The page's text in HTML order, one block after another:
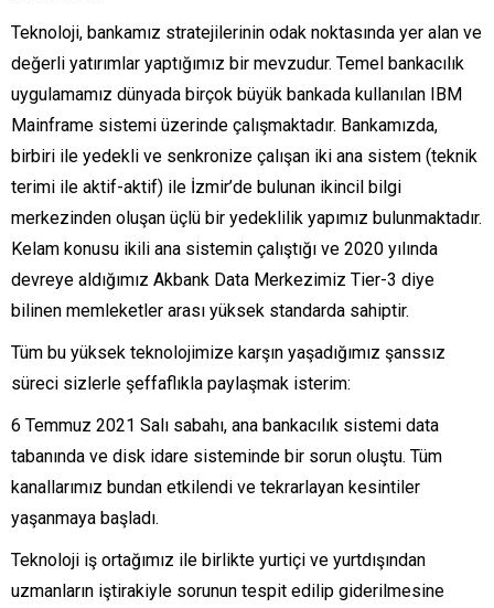
Teknoloji, bankamız stratejilerinin odak noktasında yer alan ve
değerli yatırımlar yaptığımız bir mevzudur. Temel bankacılık
uygulamamız dünyada birçok büyük bankada kullanılan IBM
Mainframe sistemi üzerinde çalışmaktadır. Bankamızda,
birbiri ile yedekli ve senkronize çalışan iki ana sistem (teknik
terimi ile aktif-aktif) ile İzmir’de bulunan ikincil bilgi
merkezinden oluşan üçlü bir yedeklilik yapımız bulunmaktadır.
Kelam konusu ikili ana sistemin çalıştığı ve 2020 yılında
devreye aldığımız Akbank Data Merkezimiz Tier-3 diye
bilinen memleketler arası yüksek standarda sahiptir.
Tüm bu yüksek teknolojimize karşın yaşadığımız şanssız
süreci sizlerle şeffaflıkla paylaşmak isterim:
6 Temmuz 2021 Salı sabahı, ana bankacılık sistemi data
tabanında ve disk idare sisteminde bir sorun oluştu. Tüm
kanallarımız bundan etkilendi ve tekrarlayan kesintiler
yaşanmaya başladı.
Teknoloji iş ortağımız ile birlikte yurtiçi ve yurtdışından
uzmanların iştirakiyle sorunun tespit edilip giderilmesine